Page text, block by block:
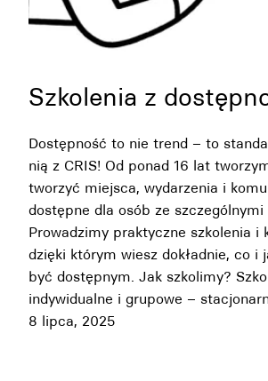
Szkolenia z
Dostępność to nie trend – to
nią z CRIS! Od ponad 16 lat
tworzyć miejsca, wydarzenia i
dostępne dla osób ze
Prowadzimy praktyczne szkolenia i
dzięki którym wiesz dokładnie, co i
być dostępnym. Jak szkolimy?
indywidualne i grupowe –
8 lipca, 2025